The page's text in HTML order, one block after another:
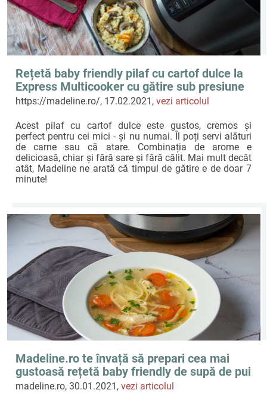
Rețetă baby friendly pilaf cu cartof dulce la
Express Multicooker cu gătire sub presiune
Crock-Pot by Madeline.ro
https://madeline.ro/, 17.02.2021,vezi articolul
Acest pilaf cu cartof dulce este gustos, cremos și
perfect pentru cei mici - și nu numai. Îl poți servi alături
de carne sau că atare. Combinația de arome e
delicioasă, chiar și fără sare și fără călit. Mai mult decât
atât, Madeline ne arată că timpul de gătire e de doar 7
minute!
Madeline.ro te învață să prepari cea mai
gustoasă rețetă baby friendly de supă de pui
cu tăiței la Crock-Pot Express!
madeline.ro, 30.01.2021,vezi articolul